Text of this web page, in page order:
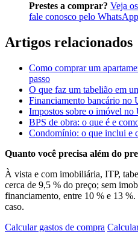
Prestes a comprar? Veja
fale conosco pelo WhatsApp
Artigos relacionados
Como comprar um
passo
O que faz um tabelião em
Financiamento bancário no
Impostos sobre o imóvel no
BPS de obra: o que é e
Condomínio: o que inclui e
Quanto você precisa além do
À vista e com imobiliária, ITP,
cerca de 9,5 % do preço; sem
financiamento, entre 10 % e 13
caso.
Calcular gastos de compra